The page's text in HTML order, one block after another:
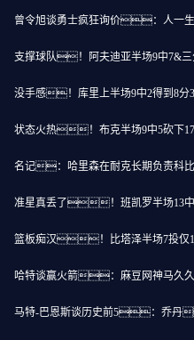
曾令旭谈勇士疯狂询价：人一生
支撑球队！阿夫迪亚半场9中7&三
没手感！库里上半场9中2得到8分
状态火热！布克半场9中5砍下17
名记：哈里森在耐克长期负责科
准星真丢了！班凯罗半场13中
篮板痴汉！比塔泽半场7投仅1
哈特谈赢火箭：麻豆网神马久久
马特-巴恩斯谈历史前5：乔